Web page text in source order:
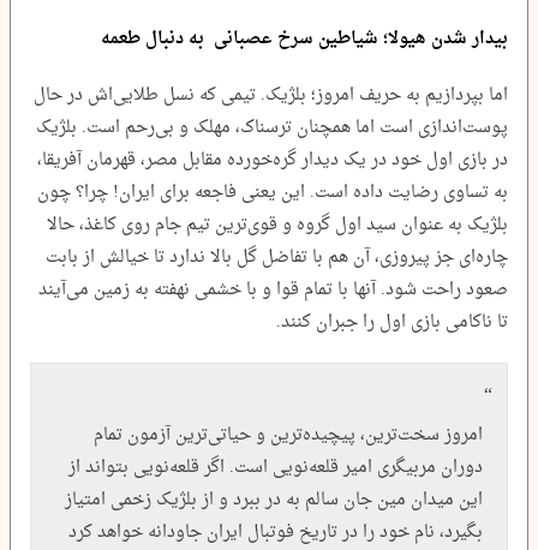
بیدار شدن هیولا؛ شیاطین سرخ عصبانی به دنبال طعمه
اما بپردازیم به حریف امروز؛ بلژیک. تیمی که نسل طلایی‌اش در حال
پوست‌اندازی است اما همچنان ترسناک، مهلک و بی‌رحم است. بلژیک
در بازی اول خود در یک دیدار گره‌خورده مقابل مصر، قهرمان آفریقا،
به تساوی رضایت داده است. این یعنی فاجعه برای ایران! چرا؟ چون
بلژیک به عنوان سید اول گروه و قوی‌ترین تیم جام روی کاغذ، حالا
چاره‌ای جز پیروزی، آن هم با تفاضل گل بالا ندارد تا خیالش از بابت
صعود راحت شود. آنها با تمام قوا و با خشمی نهفته به زمین می‌آیند
تا ناکامی بازی اول را جبران کنند.
امروز سخت‌ترین، پیچیده‌ترین و حیاتی‌ترین آزمون تمام
دوران مربیگری امیر قلعه‌نویی است. اگر قلعه‌نویی بتواند از
این میدان مین جان سالم به در ببرد و از بلژیک زخمی امتیاز
بگیرد، نام خود را در تاریخ فوتبال ایران جاودانه خواهد کرد